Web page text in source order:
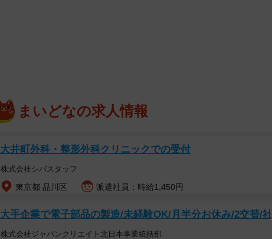
まいどなの求人情報
大井町外科・整形外科クリニックでの受付
株式会社シバスタッフ
東京都 品川区 派遣社員：時給1,450円
大手企業で電子部品の製造/未経験OK/月半分お休み/2交替/
株式会社ジャパンクリエイト北日本事業統括部